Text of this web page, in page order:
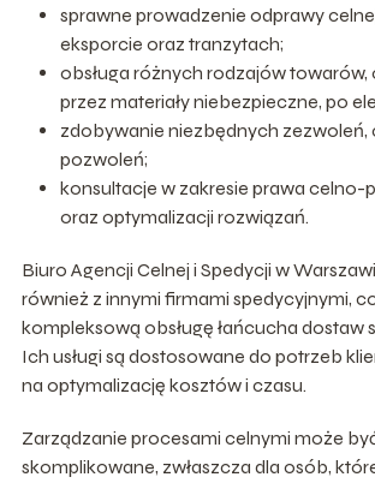
sprawne prowadzenie odprawy
eksporcie oraz tranzytach;
obsługa różnych rodzajów towarów,
przez materiały niebezpieczne, po
zdobywanie niezbędnych zezwoleń,
pozwoleń;
konsultacje w zakresie prawa
oraz optymalizacji rozwiązań.
Biuro Agencji Celnej i Spedycji w
również z innymi firmami spedycyjnymi,
kompleksową obsługę łańcucha dostaw
Ich usługi są dostosowane do potrzeb
na optymalizację kosztów i czasu.
Zarządzanie procesami celnymi może
skomplikowane, zwłaszcza dla osób,